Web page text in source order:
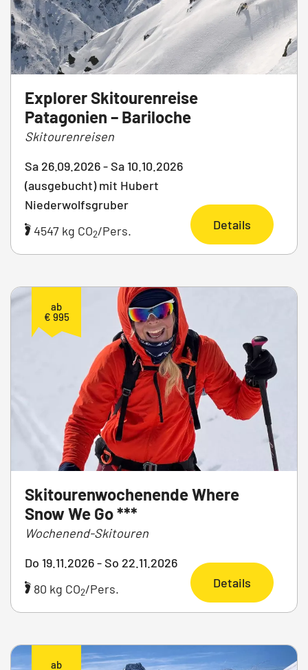
Explorer Skitourenreise
Patagonien – Bariloche
Skitourenreisen
Sa 26.09.2026 - Sa 10.10.2026
(ausgebucht) mit Hubert
Niederwolfsgruber
4547 kg CO2/Pers. Details
ab
€ 995
Skitourenwochenende Where
Snow We Go ***
Wochenend-Skitouren
Do 19.11.2026 - So 22.11.2026
80 kg CO2/Pers. Details
ab